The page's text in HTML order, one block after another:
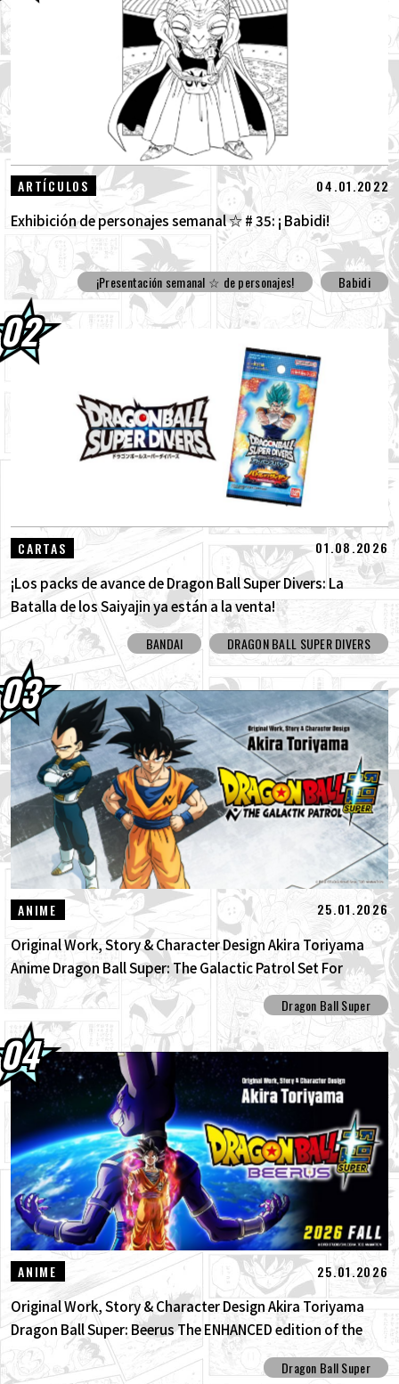
30.07.2026
DRAGON BALL: ¡Sparking! ¡Llega el nuevo
DLC NEO de ZERO que rompe todos los...
30.07.2026
[¡Entrevista con Hironobu Kageyama!] ¡Ya
está disponible el Tema musical "ZER...
29.07.2026
[#101] Toyotarou intentó dibujar: ¡Un
cierto personaje que luchó contra el G...
ARTÍCULOS 04.01.2022
Exhibición de personajes semanal ☆ # 35: ¡ Babidi!
¡Presentación semanal ☆ de personajes! Babidi
CARTAS 01.08.2026
¡Los packs de avance de Dragon Ball Super Divers: La
Batalla de los Saiyajin ya están a la venta!
BANDAI DRAGON BALL SUPER DIVERS
ANIME 25.01.2026
Original Work, Story & Character Design Akira Toriyama
Anime Dragon Ball Super: The Galactic Patrol Set For
Production!
Dragon Ball Super
ANIME 25.01.2026
Original Work, Story & Character Design Akira Toriyama
Dragon Ball Super: Beerus The ENHANCED edition of the
anime Dragon Ball Super begins anew!
Dragon Ball Super